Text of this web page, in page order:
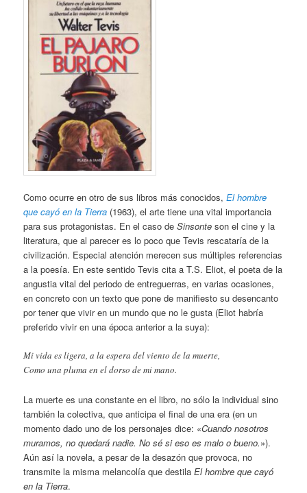
Como ocurre en otro de sus libros más conocidos,El hombre
que cayó en la Tierra (1963), el arte tiene una vital importancia
para sus protagonistas. En el caso deSinsonte son el cine y la
literatura, que al parecer es lo poco que Tevis rescataría de la
civilización. Especial atención merecen sus múltiples referencias
a la poesía. En este sentido Tevis cita a T.S. Eliot, el poeta de la
angustia vital del periodo de entreguerras, en varias ocasiones,
en concreto con un texto que pone de manifiesto su desencanto
por tener que vivir en un mundo que no le gusta (Eliot habría
preferido vivir en una época anterior a la suya):
Mi vida es ligera, a la espera del viento de la muerte,
Como una pluma en el dorso de mi mano.
La muerte es una constante en el libro, no sólo la individual sino
también la colectiva, que anticipa el final de una era (en un
momento dado uno de los personajes dice: «Cuando nosotros
muramos, no quedará nadie. No sé si eso es malo o bueno.»).
Aún así la novela, a pesar de la desazón que provoca, no
transmite la misma melancolía que destilaEl hombre que cayó
en la Tierra.